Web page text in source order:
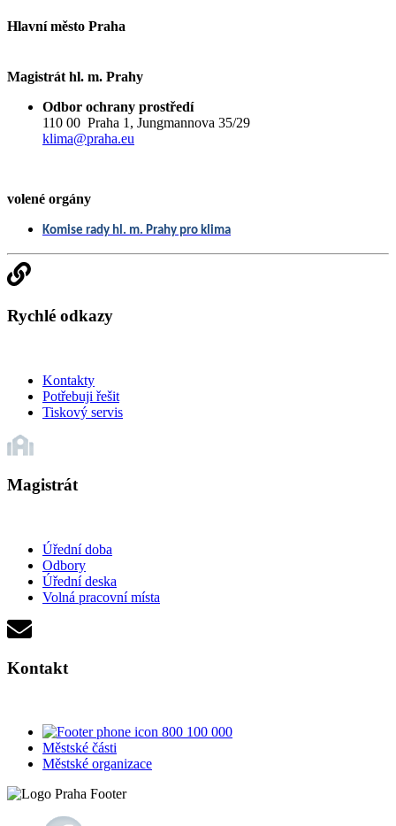
Hlavní město Praha
Magistrát hl. m. Prahy
Odbor ochrany prostředí
110 00 Praha 1, Jungmannova 35/29
klima@praha.eu
volené orgány
Komise rady hl. m. Prahy pro klima
Rychlé odkazy
Kontakty
Potřebuji řešit
Tiskový servis
Magistrát
Úřední doba
Odbory
Úřední deska
Volná pracovní místa
Kontakt
800 100 000
Městské části
Městské organizace